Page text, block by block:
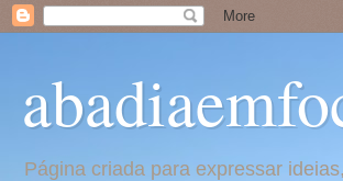
Página criada para expressar